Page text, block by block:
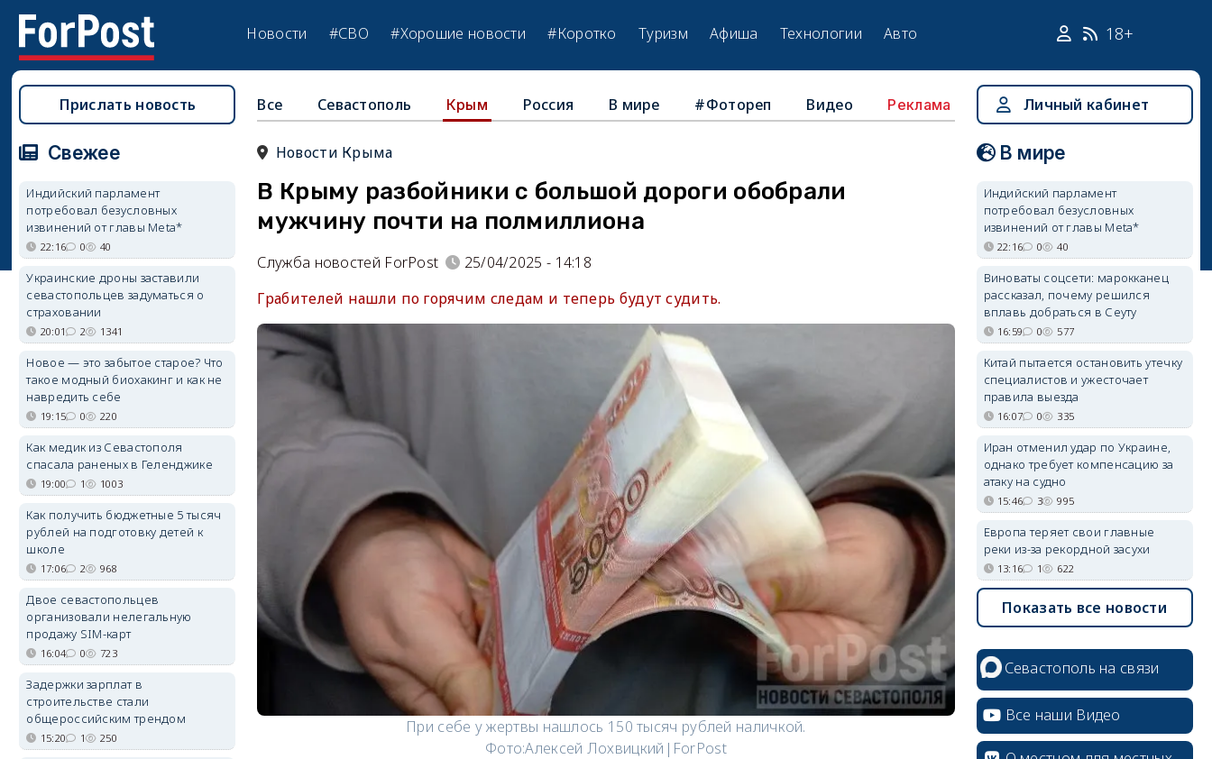
Новости #СВО #Хорошие новости #Коротко Туризм Афиша Технологии Авто 18+
Все Севастополь Крым Россия В мире #Фотореп Видео Реклама
Новости Крыма
В Крыму разбойники с большой дороги обобрали
мужчину почти на полмиллиона
Служба новостей ForPost
25/04/2025 - 14:18
Грабителей нашли по горячим следам и теперь будут судить.
При себе у жертвы нашлось 150 тысяч рублей наличкой.
Фото:Алексей Лохвицкий|ForPost
Прислать новость
Свежее
Индийский парламент
потребовал безусловных
извинений от главы Meta*
22:16 0 40
Украинские дроны заставили
севастопольцев задуматься о
страховании
20:01 2 1341
Новое — это забытое старое? Что
такое модный биохакинг и как не
навредить себе
19:15 0 220
Как медик из Севастополя
спасала раненых в Геленджике
19:00 1 1003
Как получить бюджетные 5 тысяч
рублей на подготовку детей к
школе
17:06 2 968
Двое севастопольцев
организовали нелегальную
продажу SIM-карт
16:04 0 723
Задержки зарплат в
строительстве стали
общероссийским трендом
15:20 1 250
Личный кабинет
В мире
Индийский парламент
потребовал безусловных
извинений от главы Meta*
22:16 0 40
Виноваты соцсети: марокканец
рассказал, почему решился
вплавь добраться в Сеуту
16:59 0 577
Китай пытается остановить утечку
специалистов и ужесточает
правила выезда
16:07 0 335
Иран отменил удар по Украине,
однако требует компенсацию за
атаку на судно
15:46 3 995
Европа теряет свои главные
реки из-за рекордной засухи
13:16 1 622
Показать все новости
Севастополь на связи
Все наши Видео